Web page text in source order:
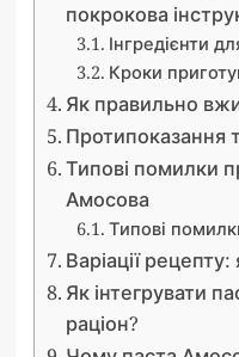
покрокова
Інгредієнти
Кроки
Як правильно
Протипоказання
Типові помилки
Амосова
Типові
Варіації
Як інтегрувати
раціон?